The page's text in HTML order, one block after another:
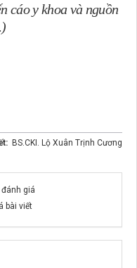
cáo y khoa và nguồn
BS.CKI. Lộ Xuân Trịnh Cương
giá
bài viết